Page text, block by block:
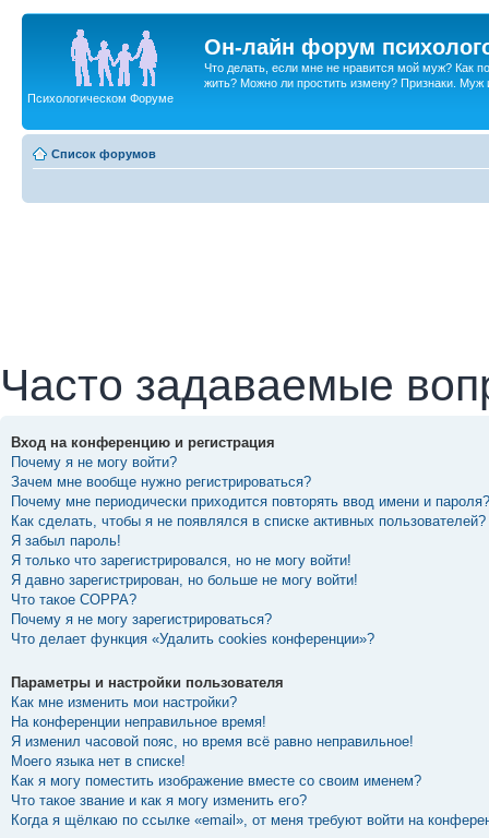
Он-лайн форум
Что делать, если мне не нравится мой муж? Как
жить? Можно ли простить измену? Признаки. Муж
Психологическом Форуме
Список форумов
Часто задаваемые
Вход на конференцию и регистрация
Почему я не могу войти?
Зачем мне вообще нужно регистрироваться?
Почему мне периодически приходится повторять ввод имени и пароля?
Как сделать, чтобы я не появлялся в списке активных пользователей?
Я забыл пароль!
Я только что зарегистрировался, но не могу войти!
Я давно зарегистрирован, но больше не могу войти!
Что такое COPPA?
Почему я не могу зарегистрироваться?
Что делает функция «Удалить cookies конференции»?
Параметры и настройки пользователя
Как мне изменить мои настройки?
На конференции неправильное время!
Я изменил часовой пояс, но время всё равно неправильное!
Моего языка нет в списке!
Как я могу поместить изображение вместе со своим именем?
Что такое звание и как я могу изменить его?
Когда я щёлкаю по ссылке «email», от меня требуют войти на